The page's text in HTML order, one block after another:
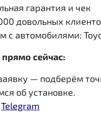
гарантия и чек
довольных
с автомобилями:
сейчас:
— подберём
об установке.
Telegram